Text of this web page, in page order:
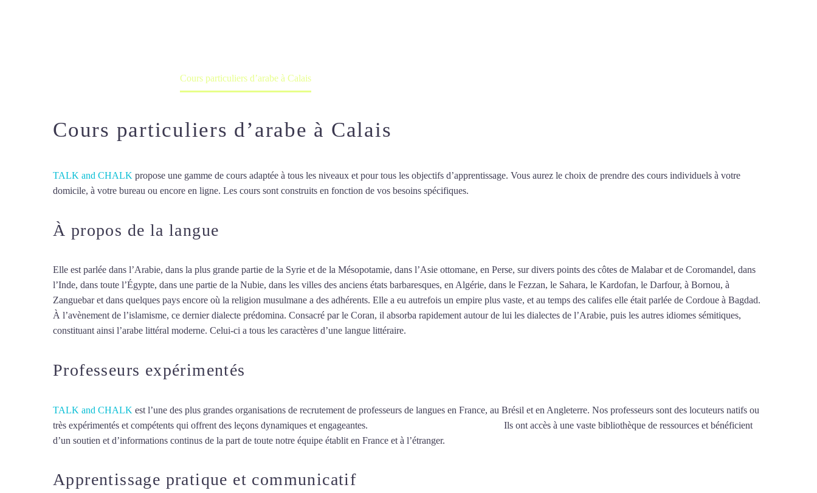
Cours particuliers d’arabe à Calais
Cours particuliers d’arabe à Calais
TALK and CHALK propose une gamme de cours adaptée à tous les niveaux et pour tous les objectifs d’apprentissage. Vous aurez le choix de prendre des cours individuels à votre
domicile, à votre bureau ou encore en ligne. Les cours sont construits en fonction de vos besoins spécifiques.
À propos de la langue
Elle est parlée dans l’Arabie, dans la plus grande partie de la Syrie et de la Mésopotamie, dans l’Asie ottomane, en Perse, sur divers points des côtes de Malabar et de Coromandel, dans
l’Inde, dans toute l’Égypte, dans une partie de la Nubie, dans les villes des anciens états barbaresques, en Algérie, dans le Fezzan, le Sahara, le Kardofan, le Darfour, à Bornou, à
Zanguebar et dans quelques pays encore où la religion musulmane a des adhérents. Elle a eu autrefois un empire plus vaste, et au temps des califes elle était parlée de Cordoue à Bagdad.
À l’avènement de l’islamisme, ce dernier dialecte prédomina. Consacré par le Coran, il absorba rapidement autour de lui les dialectes de l’Arabie, puis les autres idiomes sémitiques,
constituant ainsi l’arabe littéral moderne. Celui-ci a tous les caractères d’une langue littéraire.
Professeurs expérimentés
TALK and CHALK est l’une des plus grandes organisations de recrutement de professeurs de langues en France, au Brésil et en Angleterre. Nos professeurs sont des locuteurs natifs ou
très expérimentés et compétents qui offrent des leçons dynamiques et engageantes.
Ils ont accès à une vaste bibliothèque de ressources et bénéficient
d’un soutien et d’informations continus de la part de toute notre équipe établit en France et à l’étranger.
Apprentissage pratique et communicatif